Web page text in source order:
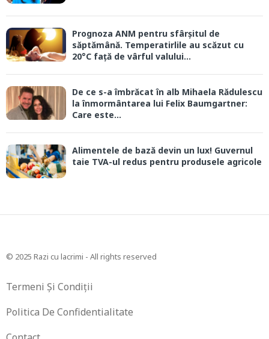
Prognoza ANM pentru sfârșitul de
săptămână. Temperatirlile au scăzut cu
20°C față de vârful valului...
De ce s-a îmbrăcat în alb Mihaela Rădulescu
la înmormântarea lui Felix Baumgartner:
Care este...
Alimentele de bază devin un lux! Guvernul
taie TVA-ul redus pentru produsele agricole
© 2025 Razi cu lacrimi - All rights reserved
Termeni Și Condiții
Politica De Confidentialitate